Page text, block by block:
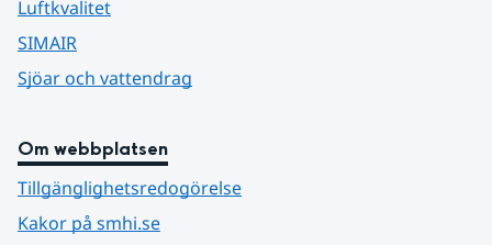
Luftkvalitet
SIMAIR
Sjöar och vattendrag
Om webbplatsen
Tillgänglighetsredogörelse
Kakor på smhi.se